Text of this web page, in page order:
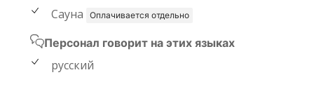
Сауна
Оплачивается отдельно
Персонал говорит на этих языках
русский